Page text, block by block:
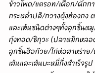
ข้าวโพด/แครอท/เผือก/ผักก
กระหล่ำปลี/กวางตุ้งฮ่องกง
และเส้นชนิดต่างๆทั้งลูกชิ้นห
กุ้งทอด/ชิกุวะ (ปลาหมึกหล
ลูกชิ้นฮือก๊วย/ไก่ห่อสาหร่าย
เส้นและเส้นบะหมี่กึ่งสำเร็จรูป